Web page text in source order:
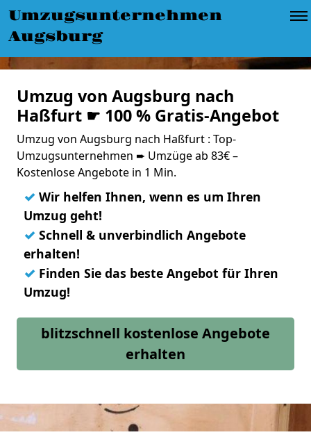
Umzugsunternehmen
Augsburg
Umzug von Augsburg nach
Haßfurt ☛ 100 % Gratis-Angebot
Umzug von Augsburg nach Haßfurt : Top-
Umzugsunternehmen ➨ Umzüge ab 83€ –
Kostenlose Angebote in 1 Min.
✓ Wir helfen Ihnen, wenn es um Ihren
Umzug geht!
✓ Schnell & unverbindlich Angebote
erhalten!
✓ Finden Sie das beste Angebot für Ihren
Umzug!
blitzschnell kostenlose Angebote
erhalten